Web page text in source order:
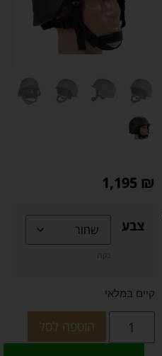
1,195 ₪
צבע
נקה
קיים במלאי
הוספה לסל